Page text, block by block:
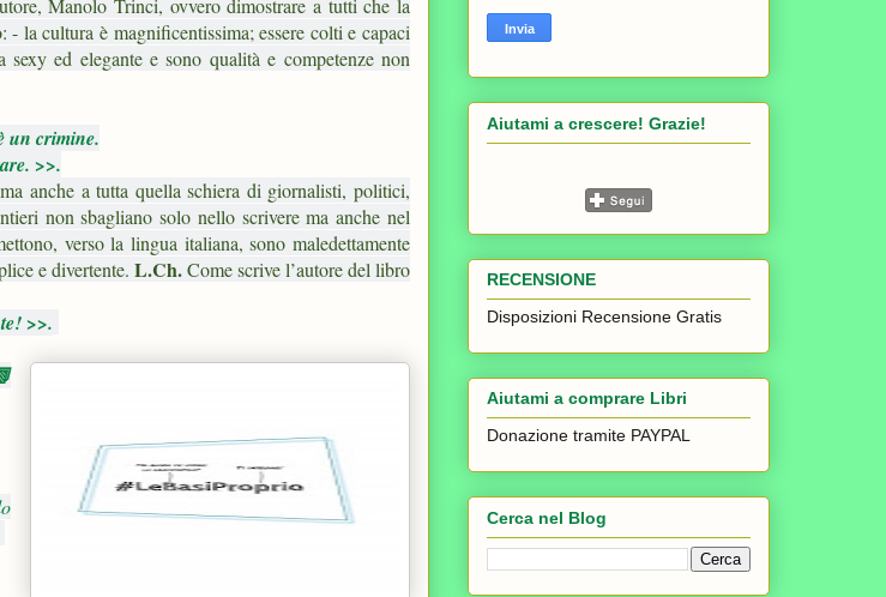
Manolo Trinci, ovvero dimostrare a tutti che la
- la cultura è magnificentissima; essere colti e capaci
ed elegante e sono qualità e competenze non
un crimine.
>>.
anche a tutta quella schiera di giornalisti, politici,
non sbagliano solo nello scrivere ma anche nel
verso la lingua italiana, sono maledettamente
e divertente. L.Ch.Come scrive l’autore del libro
>>.
Aiutami a crescere! Grazie!
RECENSIONE
Disposizioni Recensione Gratis
Aiutami a comprare Libri
Donazione tramite PAYPAL
Cerca nel Blog